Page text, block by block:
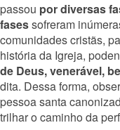
passou por diversas
fasessofreram
comunidades cristãs,
história da Igreja,
de Deus, venerável,
dita. Dessa forma,
pessoa santa
trilhar o caminho da